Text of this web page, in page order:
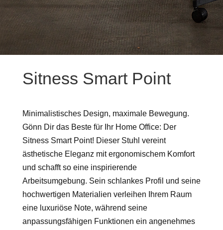
Sitness Smart Point
Minimalistisches Design, maximale Bewegung.
Gönn Dir das Beste für Ihr Home Office: Der
Sitness Smart Point! Dieser Stuhl vereint
ästhetische Eleganz mit ergonomischem Komfort
und schafft so eine inspirierende
Arbeitsumgebung. Sein schlankes Profil und seine
hochwertigen Materialien verleihen Ihrem Raum
eine luxuriöse Note, während seine
anpassungsfähigen Funktionen ein angenehmes